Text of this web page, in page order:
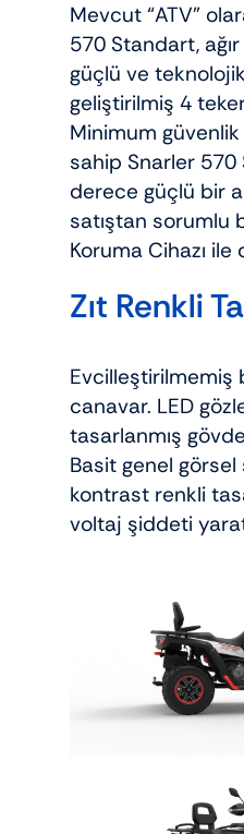
Mevcut “ATV”
570 Standart,
güçlü ve
geliştirilmiş 4
Minimum
sahip Snarler
derece güçlü bir
satıştan sorumlu
Koruma Cihazı ile
Zıt Renkli
Evcilleştirilmemiş
canavar. LED
tasarlanmış
Basit genel
kontrast renkli
voltaj şiddeti